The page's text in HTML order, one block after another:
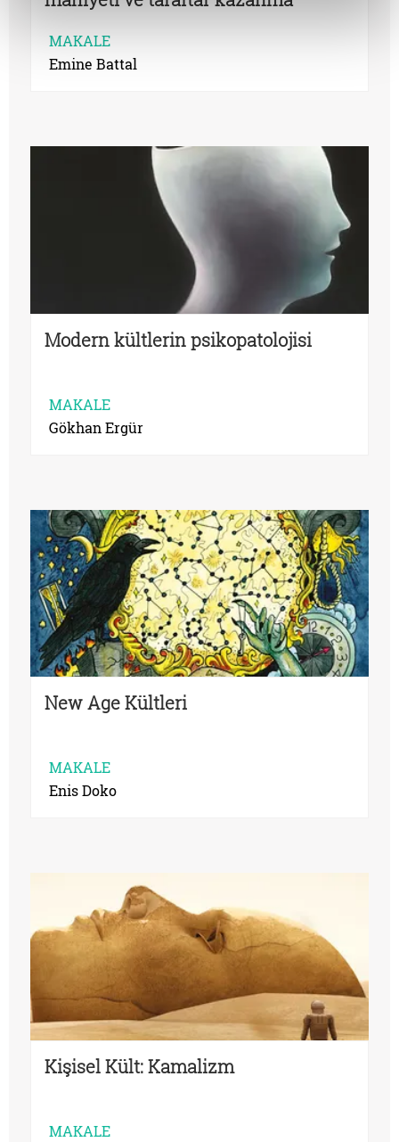
MAKALE
Emine Battal
Modern kültlerin psikopatolojisi
MAKALE
Gökhan Ergür
New Age Kültleri
MAKALE
Enis Doko
Kişisel Kült: Kamalizm
MAKALE